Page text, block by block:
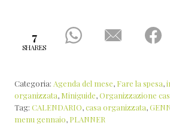
7
SHARES
Categoria: Agenda del mese, Fare la spesa,
organizzata, Miniguide,Organizzazione
Tag: CALENDARIO,casa organizzata,
menu gennaio, PLANNER